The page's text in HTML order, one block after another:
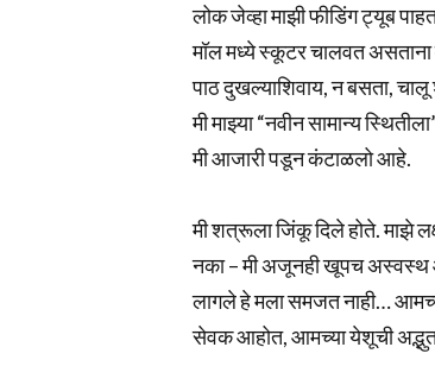
लोक जेव्हा माझी फीडिंग ट्यूब
मॉल मध्ये स्कूटर चालवत असताना
पाठ दुखल्याशिवाय, न बसता,
मी माझ्या “नवीन सामान्य
मी आजारी पडून कंटाळलो आहे.
मी शत्रूला जिंकू दिले होते. माझे
नका – मी अजूनही खूपच अस्वस्थ
लागले हे मला समजत नाही…
सेवक आहोत, आमच्या येशूची अद्भुत